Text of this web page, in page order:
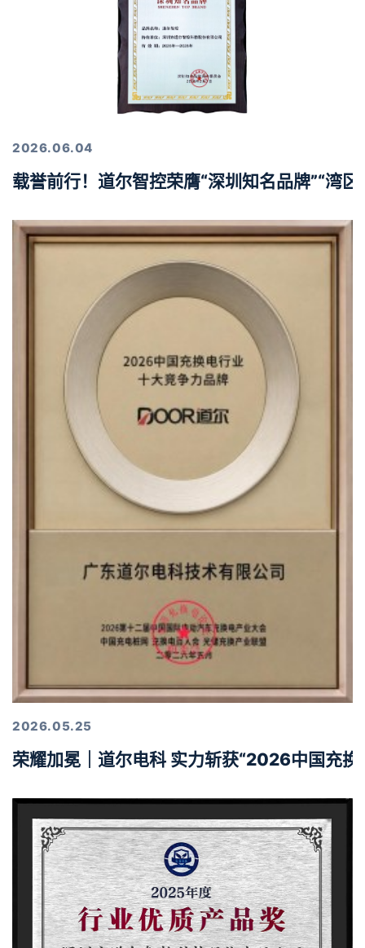
2026.06.04
载誉前行！道尔智控荣膺“深圳知名品牌”“湾
2026.05.25
荣耀加冕｜道尔电科 实力斩获“2026中国充换